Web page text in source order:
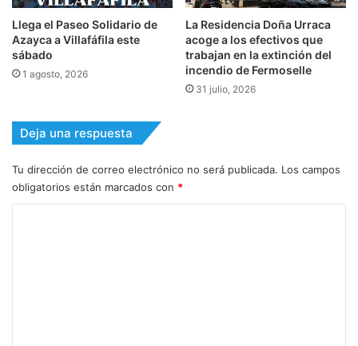
Llega el Paseo Solidario de
Azayca a Villafáfila este
sábado
1 agosto, 2026
La Residencia Doña Urraca
acoge a los efectivos que
trabajan en la extinción del
incendio de Fermoselle
31 julio, 2026
Deja una respuesta
Tu dirección de correo electrónico no será publicada. Los campos
obligatorios están marcados con *